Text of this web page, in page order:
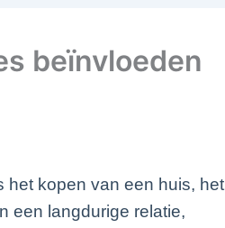
beïnvloeden
het kopen van een huis, het
een langdurige relatie,